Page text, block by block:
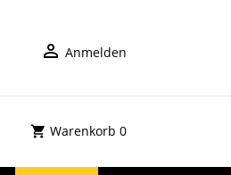
Anmelden
Warenkorb 0